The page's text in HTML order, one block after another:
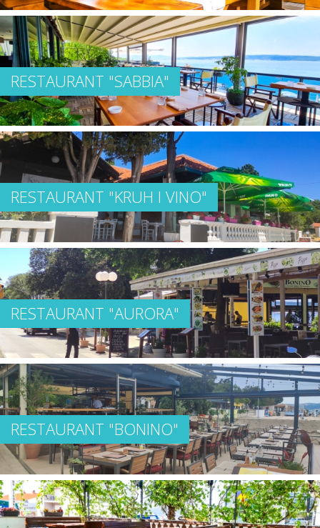
RESTAURANT "SABBIA"
RESTAURANT "KRUH I VINO"
RESTAURANT "AURORA"
RESTAURANT "BONINO"